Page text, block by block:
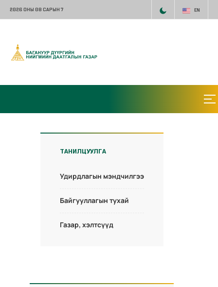
2026 ОНЫ 08 САРЫН 7 EN
ТАНИЛЦУУЛГА
Удирдлагын мэндчилгээ
Байгууллагын тухай
Газар, хэлтсүүд